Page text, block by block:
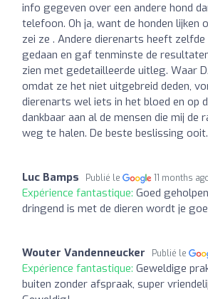
info gegeven over een andere hond
telefoon. Oh ja, want de honden lijken
zei ze . Andere dierenarts heeft zelfde
gedaan en gaf tenminste de
zien met gedetailleerde uitleg. Waar
omdat ze het niet uitgebreid deden,
dierenarts wel iets in het bloed en op
dankbaar aan al de mensen die mij de
weg te halen. De beste beslissing ooit.
Luc Bamps Publié le 11 months
Expérience fantastique: Goed
dringend is met de dieren wordt je
Wouter Vandenneucker Publié le
Expérience fantastique: Geweldige
buiten zonder afspraak, super